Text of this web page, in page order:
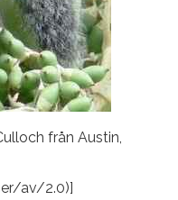
från Austin,
av/2.0)]